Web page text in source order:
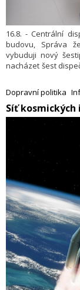
16.8. - Centrální
budovu, Správa
vybuduji nový
nacházet šest
na konci letošního
Dopravní politika
Síť kosmických